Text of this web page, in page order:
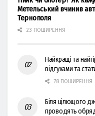
Метельський вчинив
Тернополя
23 ПОШИРЕННЯ
Найкращі та
відгуками та
78 ПОШИРЕННЯ
Біля цілющого
проводять